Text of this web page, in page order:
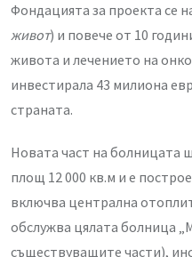
Фондацията за проекта се
живот) и повече от 10
живота и лечението на
инвестирала 43 милиона
страната.
Новата част на болницата
площ 12 000 кв.м и е
включва централна
обслужва цялата болница
съществуващите части),